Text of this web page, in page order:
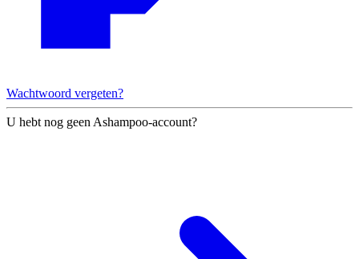
Wachtwoord vergeten?
U hebt nog geen Ashampoo-account?